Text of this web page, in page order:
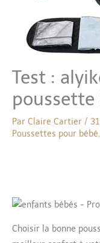
Test :
poussette
Par Claire Cartier /
Poussettes pour bébé,
Choisir la bonne